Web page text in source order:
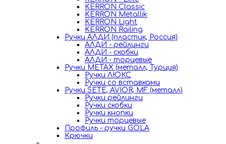
KERRON Classic
KERRON Metallik
KERRON Light
KERRON Railing
Ручки АЛДИ (пластик, Россия)
АЛДИ - рейлинги
АЛДИ - скобки
АЛДИ - торцевые
Ручки METAX (металл, Турция)
Ручки ЛЮКС
Ручки со вставками
Ручки SETE, AVIOR, MF (металл)
Ручки рейлинги
Ручки скобки
Ручки кнопки
Ручки торцевые
Профиль - ручки GOLA
Крючки